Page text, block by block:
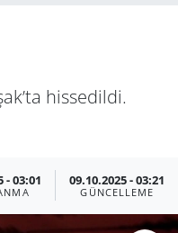
hissedildi.
- 03:01 09.10.2025 - 03:21
GÜNCELLEME